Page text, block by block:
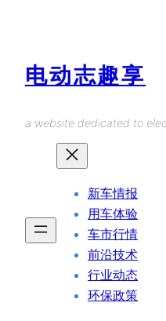
电动志趣享
a website dedicated to
新车情报
用车体验
车市行情
前沿技术
行业动态
环保政策